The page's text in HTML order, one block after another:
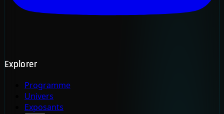
Explorer
Programme
Univers
Exposants